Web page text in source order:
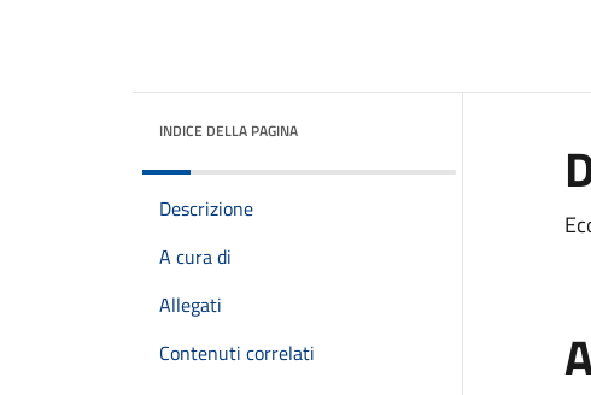
INDICE DELLA PAGINA
Descrizione
A cura di
Allegati
Contenuti correlati